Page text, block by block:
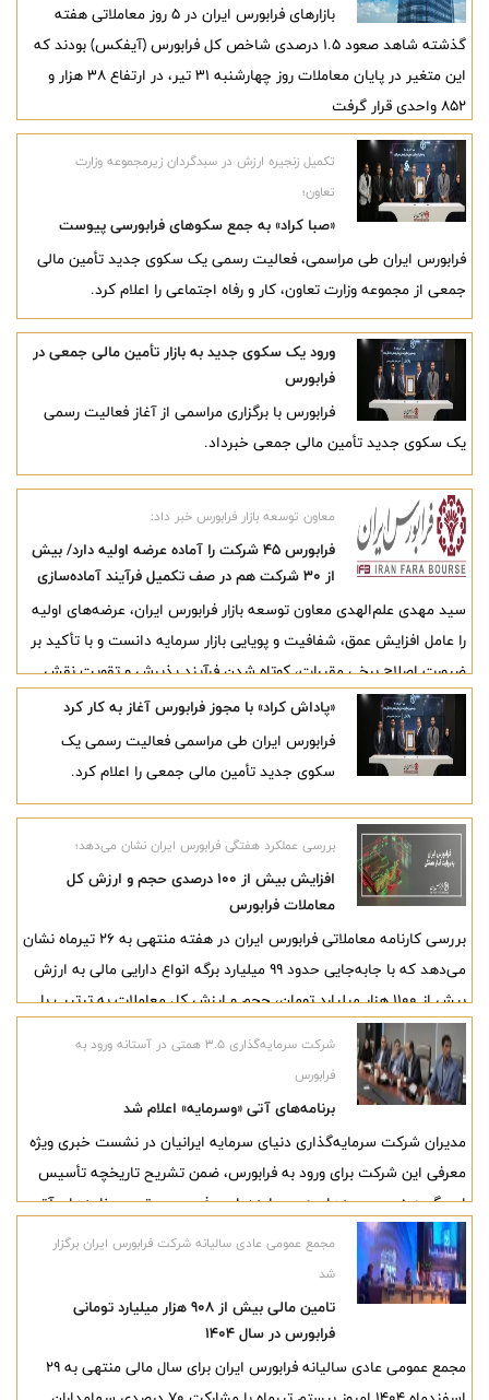
بازارهای فرابورس ایران در ۵ روز معاملاتی هفته
گذشته شاهد صعود ۱.۵ درصدی شاخص کل فرابورس (آیفکس) بودند که
این متغیر در پایان معاملات روز چهارشنبه ۳۱ تیر، در ارتفاع ۳۸ هزار و
۸۵۲ واحدی قرار گرفت
تکمیل زنجیره ارزش در سبدگردان زیرمجموعه وزارت
تعاون؛
«صبا کراد» به جمع سکوهای فرابورسی پیوست
فرابورس ایران طی مراسمی، فعالیت رسمی یک سکوی جدید تأمین مالی
جمعی از مجموعه وزارت تعاون، کار و رفاه اجتماعی را اعلام کرد.
ورود یک سکوی جدید به بازار تأمین مالی جمعی در
فرابورس
فرابورس با برگزاری مراسمی از آغاز فعالیت رسمی
یک سکوی جدید تأمین مالی جمعی خبرداد.
معاون توسعه بازار فرابورس خبر داد:
فرابورس ۴۵ شرکت را آماده عرضه اولیه دارد/ بیش
از ۳۰ شرکت هم در صف تکمیل فرآیند آماده‌سازی
برای ورود به فرابورس هستند
سید مهدی علم‌الهدی معاون توسعه بازار فرابورس ایران، عرضه‌های اولیه
را عامل افزایش عمق، شفافیت و پویایی بازار سرمایه دانست و با تأکید بر
ضرورت اصلاح برخی مقررات، کوتاه شدن فرآیند پذیرش و تقویت نقش
مشاوران پذیرش، از آماده بودن دست‌کم ۴۵ شرکت برای عرضه اولیه در
سال جاری خبر داد.
«پاداش کراد» با مجوز فرابورس آغاز به کار کرد
فرابورس ایران طی مراسمی فعالیت رسمی یک
سکوی جدید تأمین مالی جمعی را اعلام کرد.
بررسی عملکرد هفتگی فرابورس ایران نشان می‌دهد؛
افزایش بیش از 100 درصدی حجم و ارزش کل
معاملات فرابورس
بررسی کارنامه معاملاتی فرابورس ایران در هفته منتهی به ۲۶ تیرماه نشان
می‌دهد که با جابه‌جایی حدود ۹۹ میلیارد برگه انواع دارایی مالی به ارزش
بیش از ۱۱۰۰ هزار میلیارد تومان، حجم و ارزش کل معاملات به ترتیب با
رشد ۱۰۵ و ۱۷۱ درصدی همراه شده است.
شرکت سرمایه‌گذاری ۳.۵ همتی در آستانه ورود به
فرابورس
برنامه‌های آتی «وسرمایه» اعلام شد
مدیران شرکت سرمایه‌گذاری دنیای سرمایه ایرانیان در نشست خبری ویژه
معرفی این شرکت برای ورود به فرابورس، ضمن تشریح تاریخچه تأسیس
این گروه، زیرمجموعه‌های «وسرمایه» را معرفی و مهم‌ترین برنامه‌های آتی
آن را اعلام کردند.
مجمع عمومی عادی سالیانه شرکت فرابورس ایران برگزار
شد
تامین مالی بیش از ۹۰۸ هزار میلیارد تومانی
فرابورس در سال ۱۴۰۴
مجمع عمومی عادی سالیانه فرابورس ایران برای سال مالی منتهی به ۲۹